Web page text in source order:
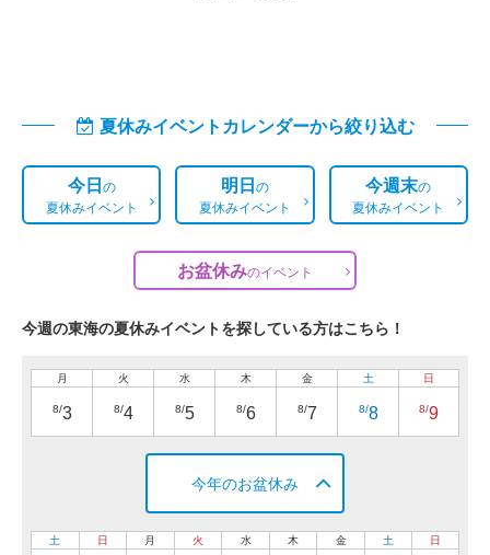
夏休みイベントカレンダーから絞り込む
今日の
夏休みイベント
明日の
夏休みイベント
今週末の
夏休みイベント
お盆休みのイベント
今週の東海の夏休みイベントを探している方はこちら！
月
8/3
火
8/4
水
8/5
木
8/6
金
8/7
土
8/8
日
8/9
今年のお盆休み
土 日 月 火 水 木 金 土 日